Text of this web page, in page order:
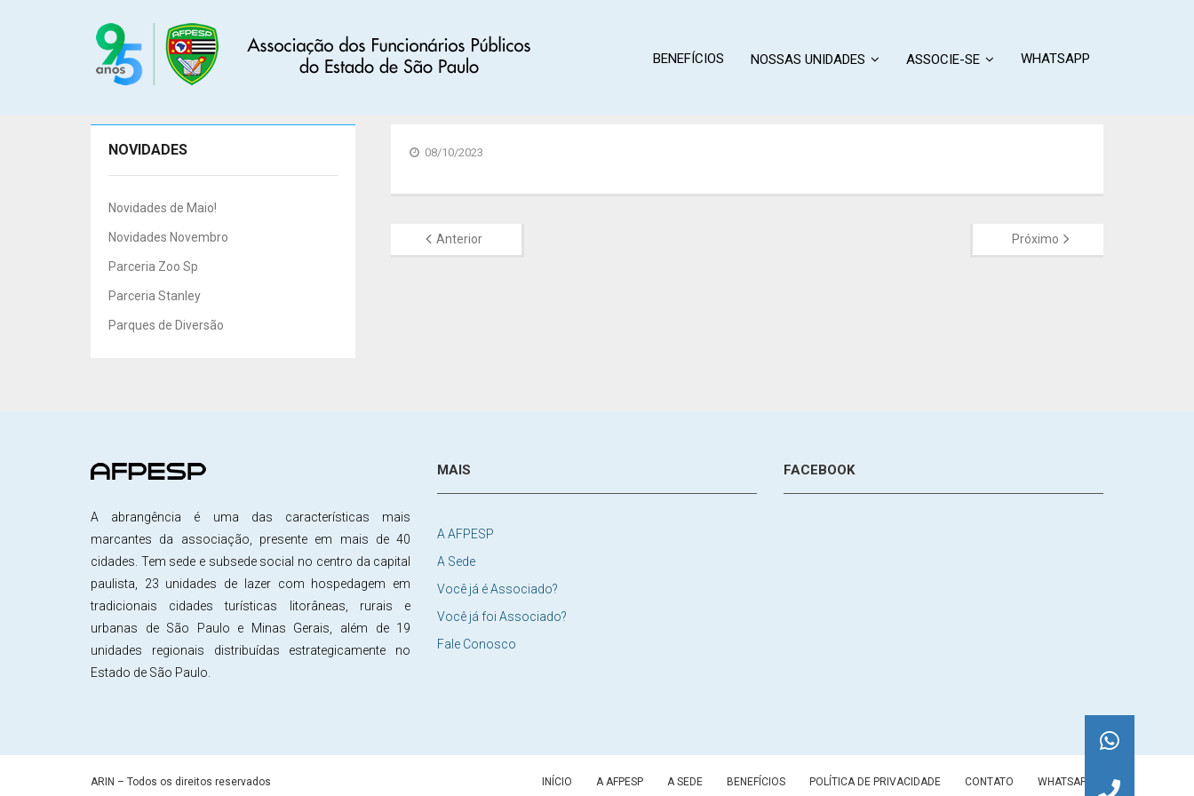
BENEFÍCIOS NOSSAS UNIDADES ASSOCIE-SE WHATSAPP
08/10/2023
Anterior Próximo
NOVIDADES
Novidades de Maio!
Novidades Novembro
Parceria Zoo Sp
Parceria Stanley
Parques de Diversão
A abrangência é uma das características mais
marcantes da associação, presente em mais de 40
cidades. Tem sede e subsede social no centro da capital
paulista, 23 unidades de lazer com hospedagem em
tradicionais cidades turísticas litorâneas, rurais e
urbanas de São Paulo e Minas Gerais, além de 19
unidades regionais distribuídas estrategicamente no
Estado de São Paulo.
MAIS
A AFPESP
A Sede
Você já é Associado?
Você já foi Associado?
Fale Conosco
FACEBOOK
ARIN – Todos os direitos reservados INÍCIO A AFPESP A SEDE BENEFÍCIOS POLÍTICA DE PRIVACIDADE CONTATO WHATSAPP